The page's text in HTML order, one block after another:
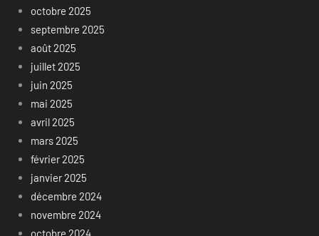
octobre 2025
septembre 2025
août 2025
juillet 2025
juin 2025
mai 2025
avril 2025
mars 2025
février 2025
janvier 2025
décembre 2024
novembre 2024
octobre 2024